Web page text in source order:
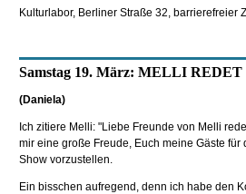
Kulturlabor, Berliner Straße 32, barrierefreier
Samstag 19. März: MELLI
(Daniela)
Ich zitiere Melli: "Liebe Freunde von Melli
mir eine große Freude, Euch meine Gäste für
Show vorzustellen.
Ein bisschen aufregend, denn ich habe den